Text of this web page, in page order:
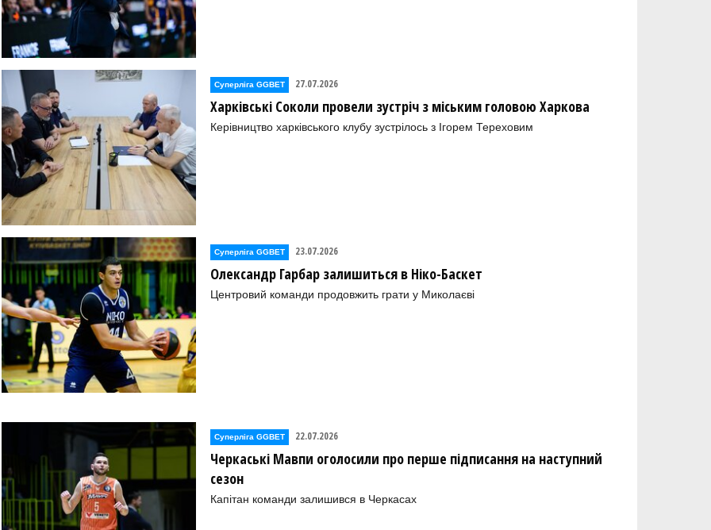
Суперліга GGBET 27.07.2026
Харківські Соколи провели зустріч з міським головою Харкова
Керівництво харківського клубу зустрілось з Ігорем Тереховим
Суперліга GGBET 23.07.2026
Олександр Гарбар залишиться в Ніко-Баскет
Центровий команди продовжить грати у Миколаєві
Суперліга GGBET 22.07.2026
Черкаські Мавпи оголосили про перше підписання на наступний
сезон
Капітан команди залишився в Черкасах